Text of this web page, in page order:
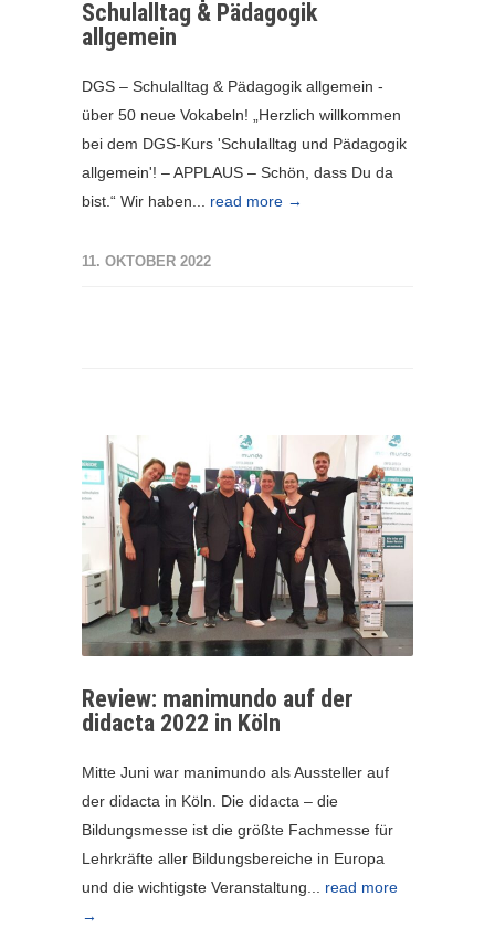
Schulalltag & Pädagogik
allgemein
DGS – Schulalltag & Pädagogik allgemein -
über 50 neue Vokabeln! „Herzlich willkommen
bei dem DGS-Kurs 'Schulalltag und Pädagogik
allgemein'! – APPLAUS – Schön, dass Du da
bist.“ Wir haben... read more →
11. OKTOBER 2022
Review: manimundo auf der
didacta 2022 in Köln
Mitte Juni war manimundo als Aussteller auf
der didacta in Köln. Die didacta – die
Bildungsmesse ist die größte Fachmesse für
Lehrkräfte aller Bildungsbereiche in Europa
und die wichtigste Veranstaltung... read more
→